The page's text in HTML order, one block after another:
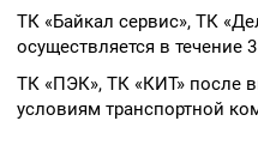
ТК «Байкал сервис», ТК
осуществляется в течение
ТК «ПЭК», ТК «КИТ» после
условиям транспортной